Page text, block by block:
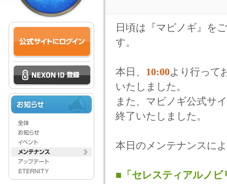
日頃は『マビノギ』を
す。
本日、 10:00より行って
いたしました。
また、マビノギ公式サ
終了いたしました。
本日のメンテナンスに
■「セレスティアルノ